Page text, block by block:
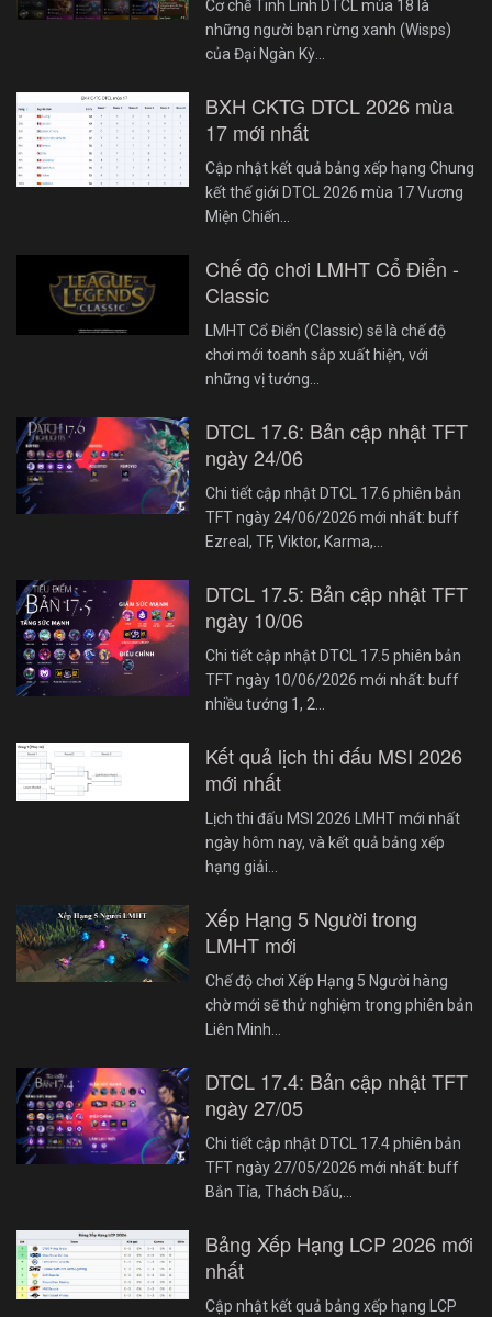
Cơ chế Tinh Linh DTCL mùa 18 là
những người bạn rừng xanh (Wisps)
của Đại Ngàn Kỳ…
BXH CKTG DTCL 2026 mùa
17 mới nhất
Cập nhật kết quả bảng xếp hạng Chung
kết thế giới DTCL 2026 mùa 17 Vương
Miện Chiến…
Chế độ chơi LMHT Cổ Điển -
Classic
LMHT Cổ Điển (Classic) sẽ là chế độ
chơi mới toanh sắp xuất hiện, với
những vị tướng…
DTCL 17.6: Bản cập nhật TFT
ngày 24/06
Chi tiết cập nhật DTCL 17.6 phiên bản
TFT ngày 24/06/2026 mới nhất: buff
Ezreal, TF, Viktor, Karma,…
DTCL 17.5: Bản cập nhật TFT
ngày 10/06
Chi tiết cập nhật DTCL 17.5 phiên bản
TFT ngày 10/06/2026 mới nhất: buff
nhiều tướng 1, 2…
Kết quả lịch thi đấu MSI 2026
mới nhất
Lịch thi đấu MSI 2026 LMHT mới nhất
ngày hôm nay, và kết quả bảng xếp
hạng giải…
Xếp Hạng 5 Người trong
LMHT mới
Chế độ chơi Xếp Hạng 5 Người hàng
chờ mới sẽ thử nghiệm trong phiên bản
Liên Minh…
DTCL 17.4: Bản cập nhật TFT
ngày 27/05
Chi tiết cập nhật DTCL 17.4 phiên bản
TFT ngày 27/05/2026 mới nhất: buff
Bắn Tỉa, Thách Đấu,…
Bảng Xếp Hạng LCP 2026 mới
nhất
Cập nhật kết quả bảng xếp hạng LCP